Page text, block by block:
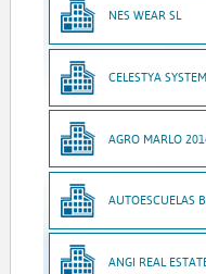
NES WEAR SL
CELESTYA
AGRO MARLO
AUTOESCUELAS
ANGI REAL